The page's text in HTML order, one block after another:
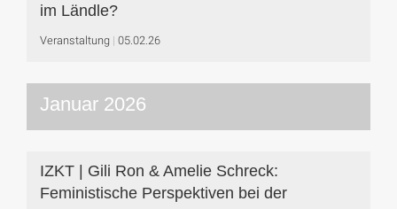
im Ländle?
Veranstaltung 05.02.26
Januar 2026
IZKT | Gili Ron & Amelie Schreck:
Feministische Perspektiven bei der